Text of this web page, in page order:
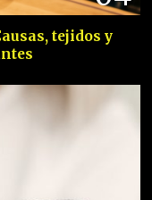
tejidos y